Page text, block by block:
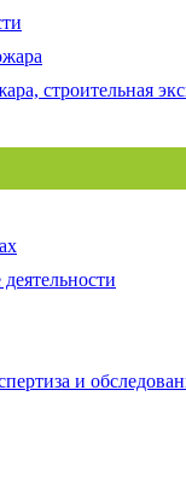
строительная
и